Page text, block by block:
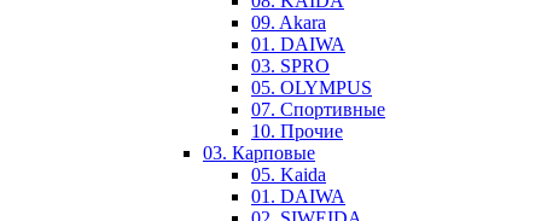
09. Akara
01. DAIWA
03. SPRO
05. OLYMPUS
07. Спортивные
10. Прочие
03. Карповые
05. Kaida
01. DAIWA